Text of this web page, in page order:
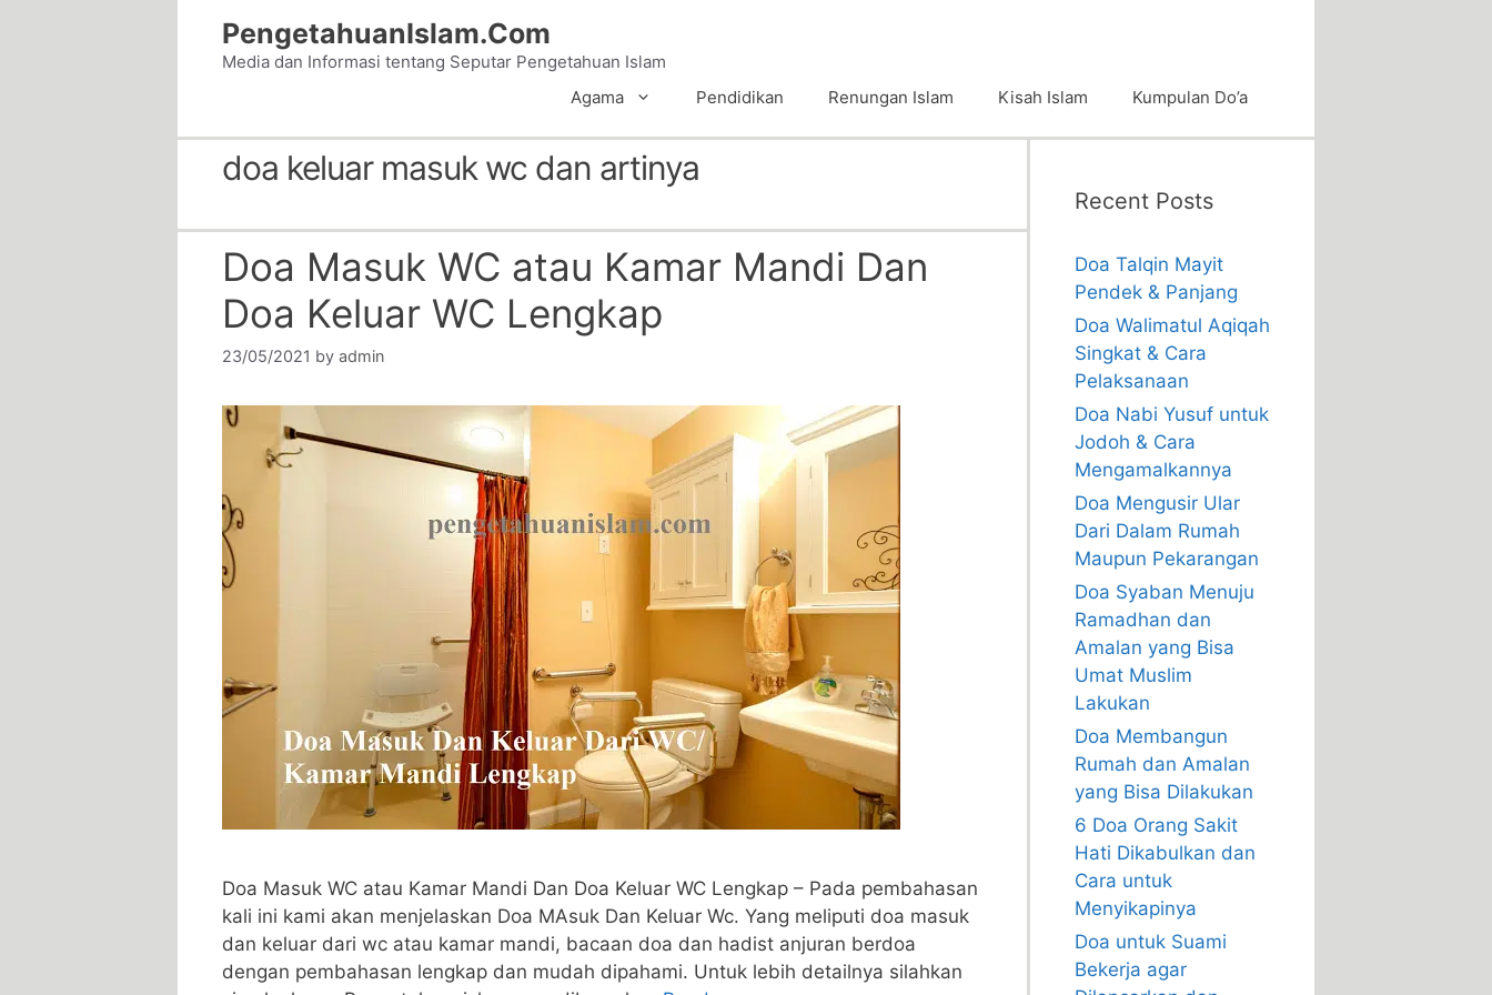
PengetahuanIslam.Com
Media dan Informasi tentang Seputar Pengetahuan Islam
Agama
Pendidikan Renungan Islam Kisah Islam Kumpulan Do’a
doa keluar masuk wc dan artinya
Doa Masuk WC atau Kamar Mandi Dan
Doa Keluar WC Lengkap
23/05/2021 by admin
Doa Masuk WC atau Kamar Mandi Dan Doa Keluar WC Lengkap – Pada pembahasan
kali ini kami akan menjelaskan Doa MAsuk Dan Keluar Wc. Yang meliputi doa masuk
dan keluar dari wc atau kamar mandi, bacaan doa dan hadist anjuran berdoa
dengan pembahasan lengkap dan mudah dipahami. Untuk lebih detailnya silahkan
Recent Posts
Doa Talqin Mayit
Pendek & Panjang
Doa Walimatul Aqiqah
Singkat & Cara
Pelaksanaan
Doa Nabi Yusuf untuk
Jodoh & Cara
Mengamalkannya
Doa Mengusir Ular
Dari Dalam Rumah
Maupun Pekarangan
Doa Syaban Menuju
Ramadhan dan
Amalan yang Bisa
Umat Muslim
Lakukan
Doa Membangun
Rumah dan Amalan
yang Bisa Dilakukan
6 Doa Orang Sakit
Hati Dikabulkan dan
Cara untuk
Menyikapinya
Doa untuk Suami
Bekerja agar